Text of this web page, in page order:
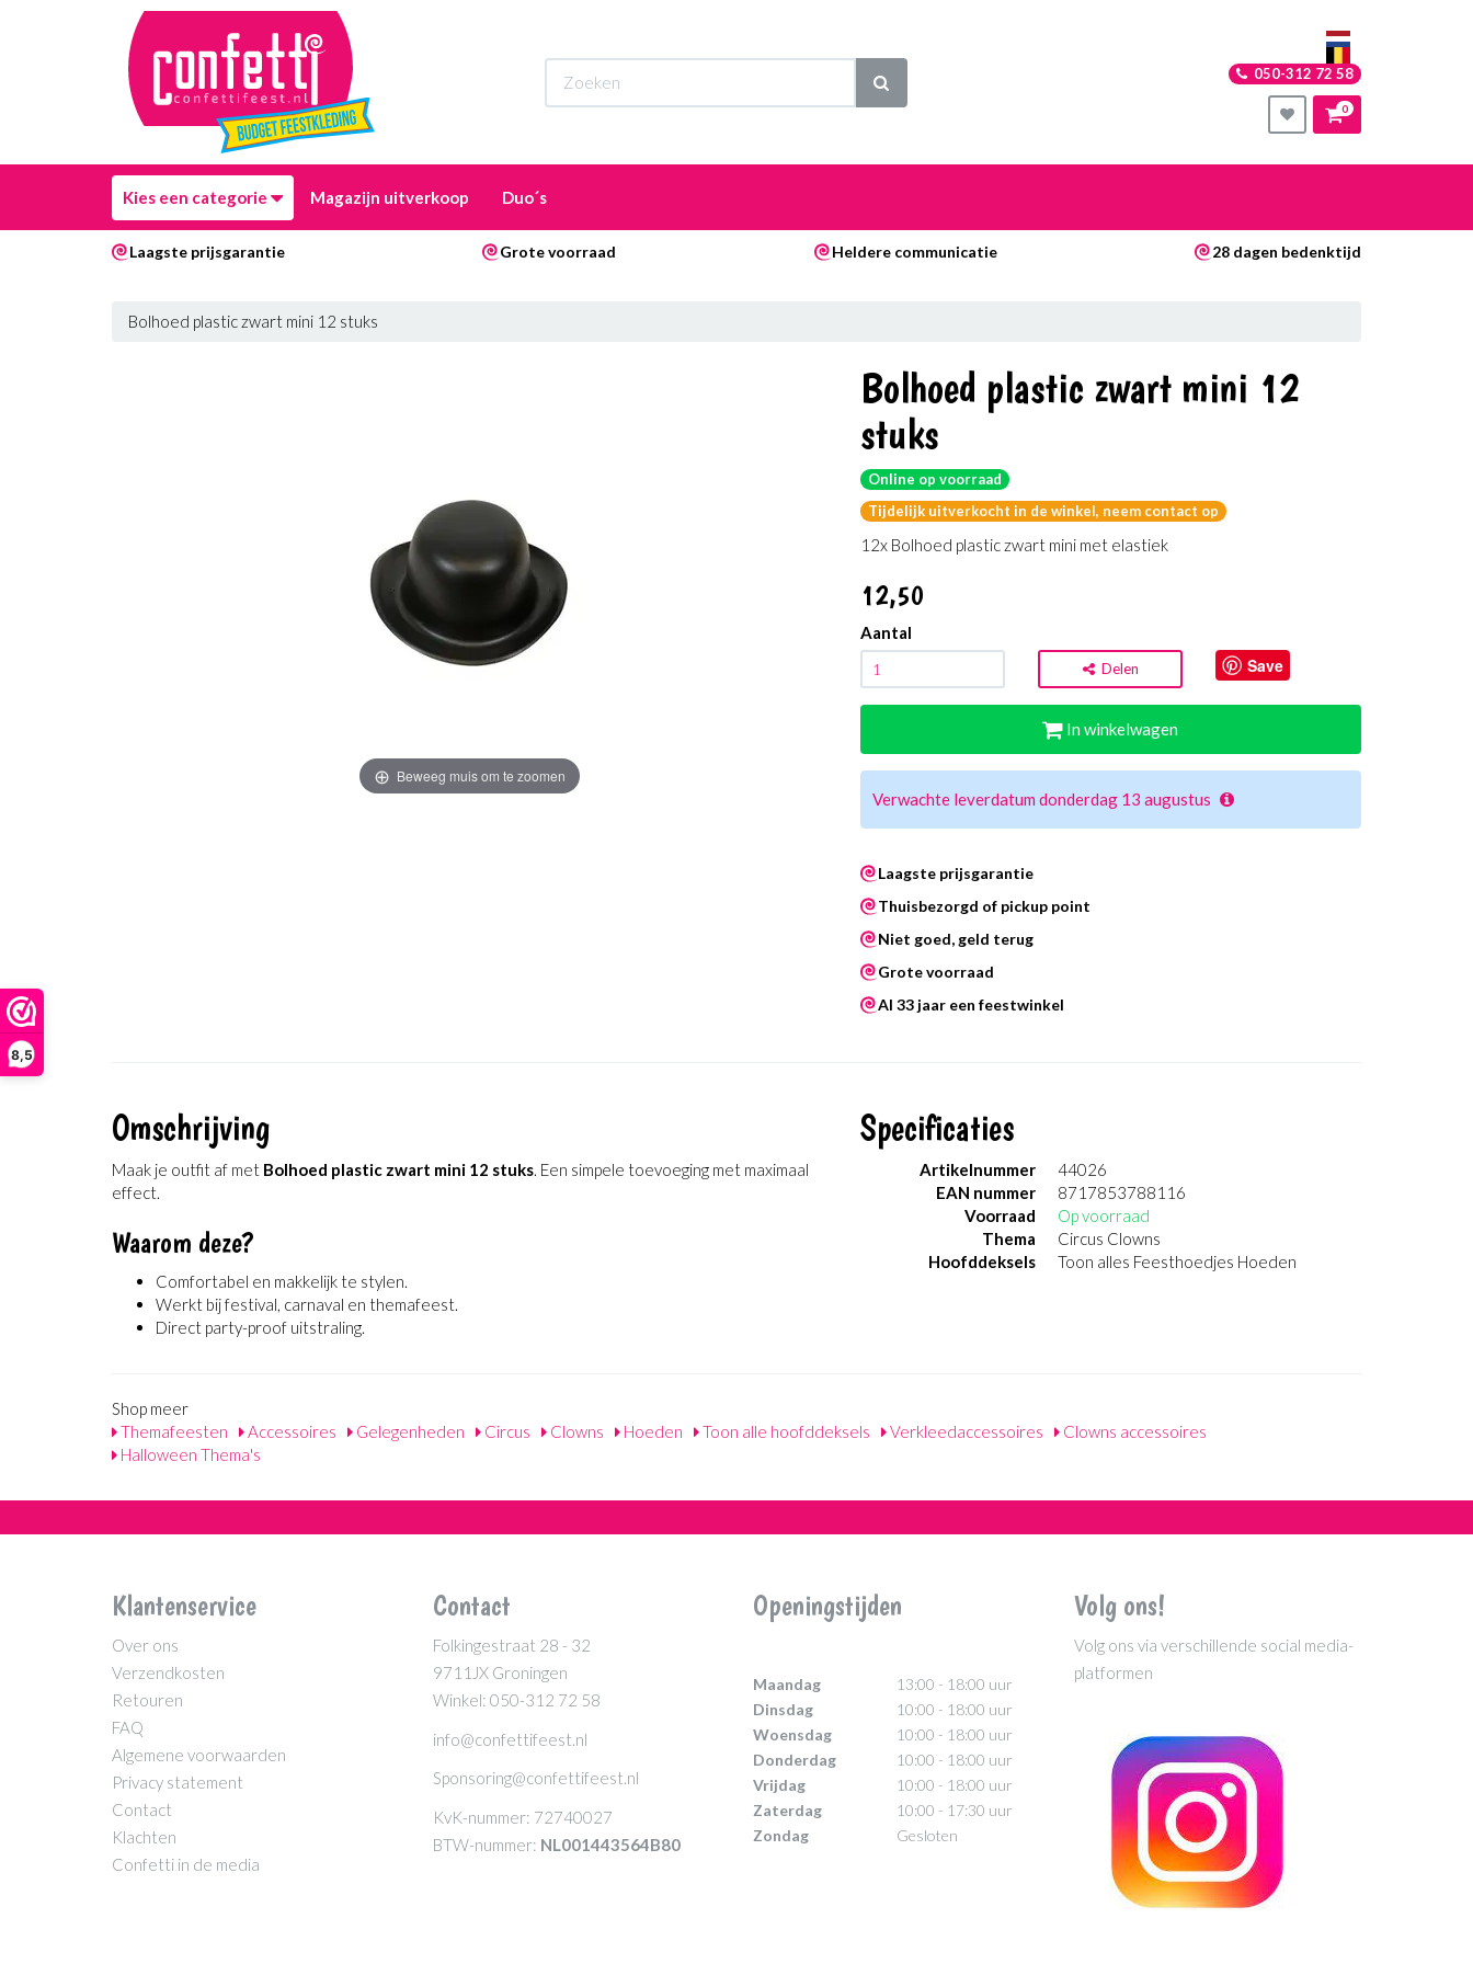
8,5
050-312 72 58
0
Kies een categorie Magazijn uitverkoop Duo´s
Laagste prijsgarantie Grote voorraad Heldere communicatie 28 dagen bedenktijd
Bolhoed plastic zwart mini 12 stuks
Beweeg muis om te zoomen
Bolhoed plastic zwart mini 12
stuks
Online op voorraad
Tijdelijk uitverkocht in de winkel, neem contact op
12x Bolhoed plastic zwart mini met elastiek
12,50
Aantal
Delen Save
In winkelwagen
Verwachte leverdatum donderdag 13 augustus
Laagste prijsgarantie
Thuisbezorgd of pickup point
Niet goed, geld terug
Grote voorraad
Al 33 jaar een feestwinkel
Omschrijving
Maak je outfit af met Bolhoed plastic zwart mini 12 stuks. Een simpele toevoeging met maximaal
effect.
Waarom deze?
Comfortabel en makkelijk te stylen.
Werkt bij festival, carnaval en themafeest.
Direct party-proof uitstraling.
Specificaties
Artikelnummer
44026
EAN nummer
8717853788116
Voorraad
Op voorraad
Thema
Circus Clowns
Hoofddeksels
Toon alles Feesthoedjes Hoeden
Shop meer
Themafeesten
Accessoires Gelegenheden Circus Clowns Hoeden Toon alle hoofddeksels Verkleedaccessoires
Clowns accessoires
Halloween Thema's
Klantenservice
Over ons
Verzendkosten
Retouren
FAQ
Algemene voorwaarden
Privacy statement
Contact
Klachten
Confetti in de media
Contact
Folkingestraat 28 - 32
9711JX Groningen
Winkel: 050-312 72 58
info@confettifeest.nl
Sponsoring@confettifeest.nl
KvK-nummer: 72740027
BTW-nummer: NL001443564B80
Openingstijden
Maandag
13:00 - 18:00 uur
Dinsdag
10:00 - 18:00 uur
Woensdag
10:00 - 18:00 uur
Donderdag
10:00 - 18:00 uur
Vrijdag
10:00 - 18:00 uur
Zaterdag
10:00 - 17:30 uur
Zondag
Gesloten
Volg ons!
Volg ons via verschillende social media-
platformen